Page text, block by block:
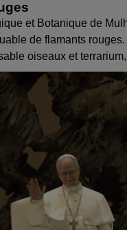
et Botanique de
de flamants
oiseaux et terrarium,